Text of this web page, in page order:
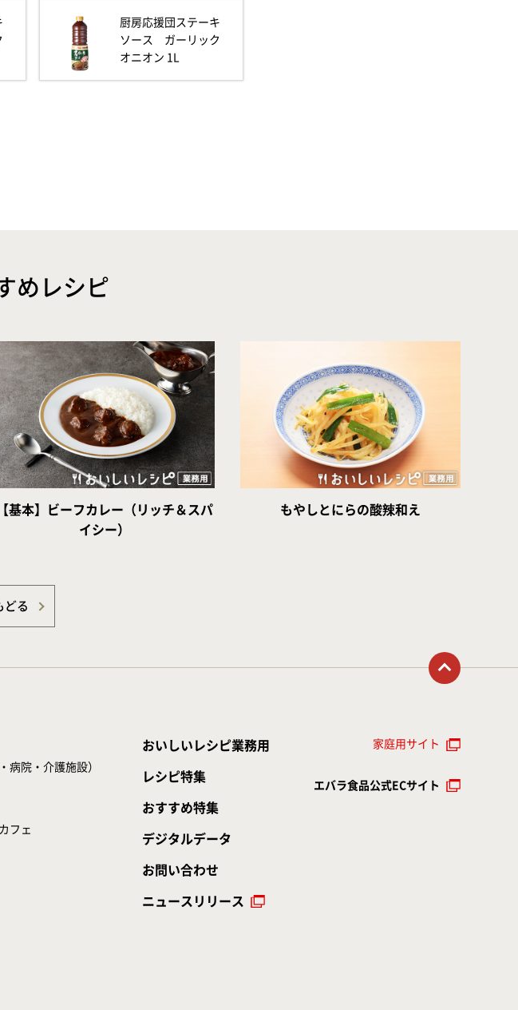
厨房応援団ステーキ
ソース ガーリック
オニオン 1L
めレシピ
【基本】ビーフカレー（リッチ＆スパ
イシー）
もやしとにらの酸辣和え
どる
トップに戻る
病院・介護施設）
フェ
おいしいレシピ業務用
レシピ特集
おすすめ特集
デジタルデータ
お問い合わせ
ニュースリリース
家庭用サイト
エバラ食品公式ECサイト